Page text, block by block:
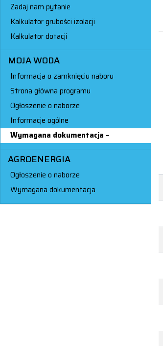
Zadaj nam pytanie
Kalkulator grubości izolacji
Kalkulator dotacji
MOJA WODA
Informacja o zamknięciu naboru
Strona główna programu
Ogłoszenie o naborze
Informacje ogólne
Wymagana dokumentacja
AGROENERGIA
Ogłoszenie o naborze
Wymagana dokumentacja